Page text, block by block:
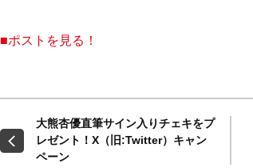
■ポストを見る！
大熊杏優直筆サイン入りチェキをプ
レゼント！X（旧:Twitter）キャン
ペーン